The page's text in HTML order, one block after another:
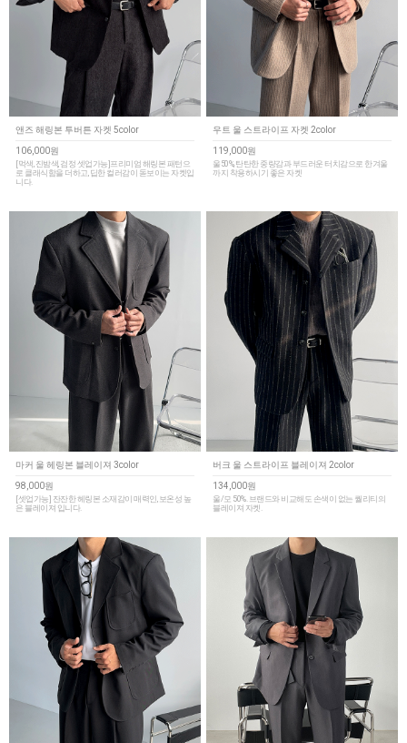
앤즈 해링본 투버튼 자켓 5color
106,000원
[먹색, 진밤색, 검정 셋업가능]프리미엄 해링본 패턴으
로 클래식함을 더하고, 딥한 컬러감이 돋보이는 자켓입
니다.
우트 울 스트라이프 자켓 2color
119,000원
울50%, 탄탄한 중량감과 부드러운 터치감으로 한겨울
까지 착용하시기 좋은 자켓
마커 울 헤링본 블레이져 3color
98,000원
[셋업가능] 잔잔한 헤링본 소재감이 매력인, 보온성 높
은 블레이져 입니다.
버크 울 스트라이프 블레이져 2color
134,000원
울/모 50%. 브랜드와 비교해도 손색이 없는 퀄리티의
블레이져 자켓.